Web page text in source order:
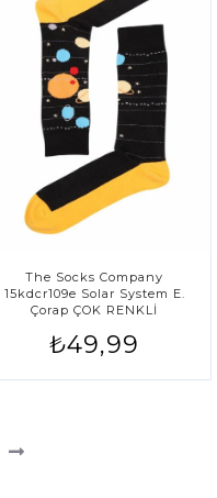
The Socks Company
15kdcr109e Solar System E.
Çorap ÇOK RENKLİ
₺49,99